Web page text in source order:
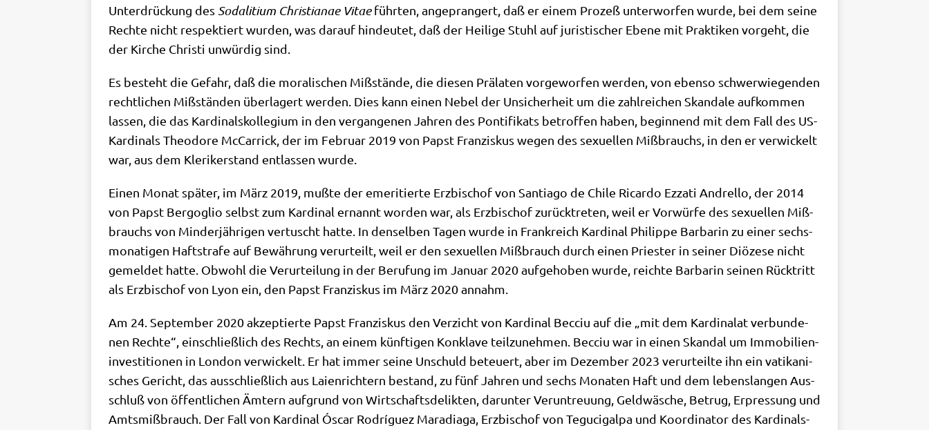
Unter­drückung des Soda­li­ti­um Chri­stia­nae Vitaeführ­ten, ange­pran­gert, daß er einem Pro­zeß unter­wor­fen wur­de, bei dem sei­ne
Rech­te nicht respek­tiert wur­den, was dar­auf hin­deu­tet, daß der Hei­li­ge Stuhl auf juri­sti­scher Ebe­ne mit Prak­ti­ken vor­geht, die
der Kir­che Chri­sti unwür­dig sind.
Es besteht die Gefahr, daß die mora­li­schen Miß­stän­de, die die­sen Prä­la­ten vor­ge­wor­fen wer­den, von eben­so schwer­wie­gen­den
recht­li­chen Miß­stän­den über­la­gert wer­den. Dies kann einen Nebel der Unsi­cher­heit um die zahl­rei­chen Skan­da­le auf­kom­men
las­sen, die das Kar­di­nals­kol­le­gi­um in den ver­gan­ge­nen Jah­ren des Pon­ti­fi­kats betrof­fen haben, begin­nend mit dem Fall des US-
Kar­di­nals Theo­do­re McCar­ri­ck, der im Febru­ar 2019 von Papst Fran­zis­kus wegen des sexu­el­len Miß­brauchs, in den er ver­wickelt
war, aus dem Kle­ri­ker­stand ent­las­sen wurde.
Einen Monat spä­ter, im März 2019, muß­te der eme­ri­tier­te Erz­bi­schof von Sant­ia­go de Chi­le Ricar­do Ezza­ti And­rel­lo, der 2014
von Papst Berg­o­glio selbst zum Kar­di­nal ernannt wor­den war, als Erz­bi­schof zurück­tre­ten, weil er Vor­wür­fe des sexu­el­len Miß­
brauchs von Min­der­jäh­ri­gen ver­tuscht hat­te. In den­sel­ben Tagen wur­de in Frank­reich Kar­di­nal Phil­ip­pe Bar­ba­rin zu einer sechs­
mo­na­ti­gen Haft­stra­fe auf Bewäh­rung ver­ur­teilt, weil er den sexu­el­len Miß­brauch durch einen Prie­ster in sei­ner Diö­ze­se nicht
gemel­det hat­te. Obwohl die Ver­ur­tei­lung in der Beru­fung im Janu­ar 2020 auf­ge­ho­ben wur­de, reich­te Bar­ba­rin sei­nen Rück­tritt
als Erz­bi­schof von Lyon ein, den Papst Fran­zis­kus im März 2020 annahm.
Am 24. Sep­tem­ber 2020 akzep­tier­te Papst Fran­zis­kus den Ver­zicht von Kar­di­nal Becciu auf die „mit dem Kar­di­na­lat ver­bun­de­
nen Rech­te“, ein­schließ­lich des Rechts, an einem künf­ti­gen Kon­kla­ve teil­zu­neh­men. Becciu war in einen Skan­dal um Immo­bi­li­en­
in­ve­sti­tio­nen in Lon­don ver­wickelt. Er hat immer sei­ne Unschuld beteu­ert, aber im Dezem­ber 2023 ver­ur­teil­te ihn ein vati­ka­ni­
sches Gericht, das aus­schließ­lich aus Lai­en­rich­tern bestand, zu fünf Jah­ren und sechs Mona­ten Haft und dem lebens­lan­gen Aus­
schluß von öffent­li­chen Ämtern auf­grund von Wirt­schafts­de­lik­ten, dar­un­ter Ver­un­treu­ung, Geld­wä­sche, Betrug, Erpres­sung und
Amts­miß­brauch. Der Fall von Kar­di­nal Óscar Rodrí­guez Mara­dia­ga, Erz­bi­schof von Tegu­ci­gal­pa und Koor­di­na­tor des Kar­di­nals­